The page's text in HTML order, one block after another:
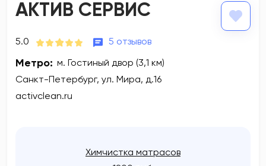
АКТИВ СЕРВИС
5.0 5 отзывов
Метро: м. Гостиный двор (3,1 км)
Санкт-Петербург, ул. Мира, д.16
activclean.ru
Химчистка матрасов